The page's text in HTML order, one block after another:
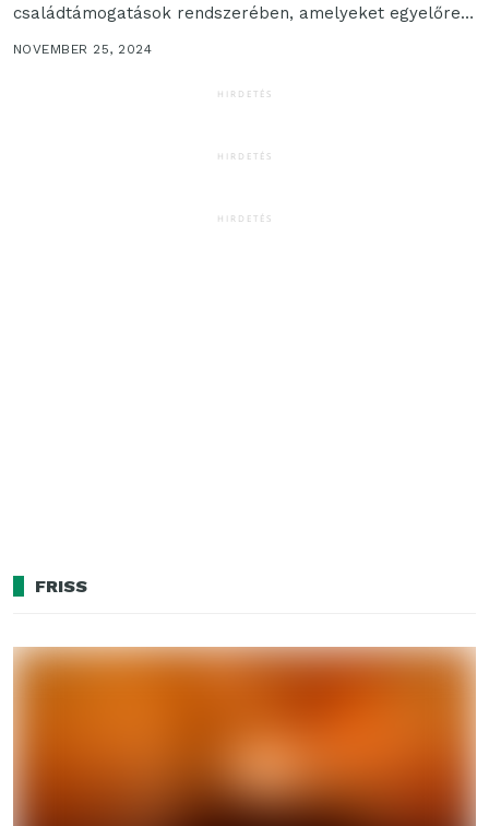
családtámogatások rendszerében, amelyeket egyelőre
NOVEMBER 25, 2024
HIRDETÉS
HIRDETÉS
HIRDETÉS
FRISS